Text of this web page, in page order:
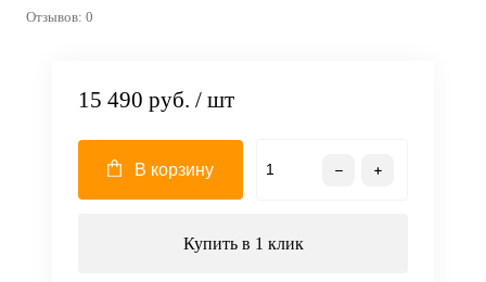
Отзывов: 0
15 490 руб. / шт
В корзину
Купить в 1 клик